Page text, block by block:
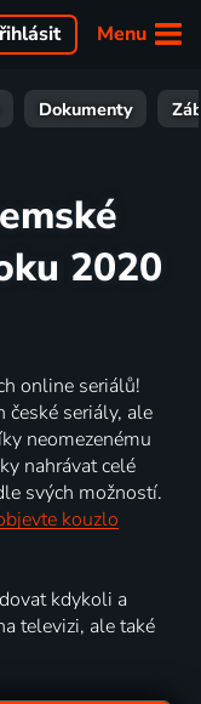
Menu
Dokumenty
2020
online seriálů!
české seriály, ale
neomezenému
nahrávat celé
svých možností.
kouzlo
kdykoli a
televizi, ale také